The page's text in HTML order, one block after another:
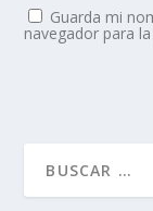
Guarda mi
navegador para